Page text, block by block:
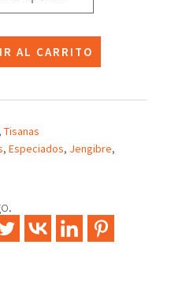
AL CARRITO
, Tisanas
, Especiados, Jengibre,